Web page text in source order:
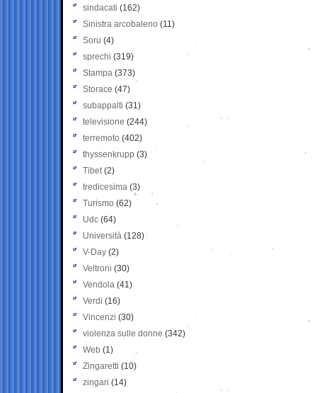
sindacati (162)
Sinistra arcobaleno (11)
Soru (4)
sprechi (319)
Stampa (373)
Storace (47)
subappalti (31)
televisione(244)
terremoto (402)
thyssenkrupp (3)
Tibet(2)
tredicesima (3)
Turismo (62)
Udc (64)
Università (128)
V-Day (2)
Veltroni (30)
Vendola (41)
Verdi (16)
Vincenzi (30)
violenza sulle donne (342)
Web (1)
Zingaretti (10)
zingari (14)